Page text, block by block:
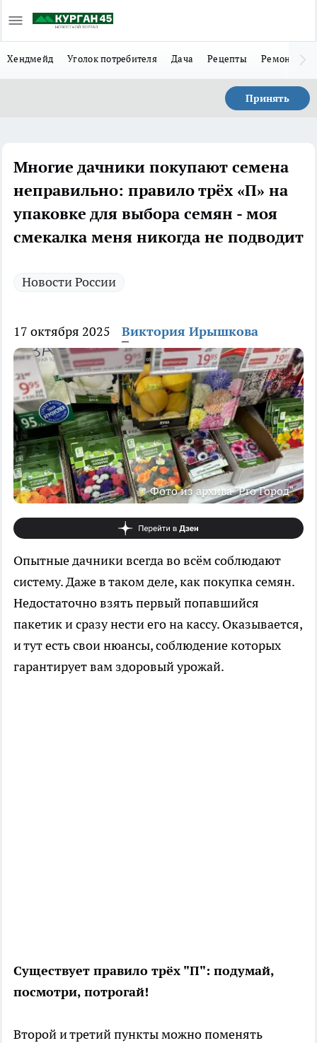
Хендмейд Уголок потребителя Дача Рецепты Ремонт
Принять
Многие дачники покупают семена
неправильно: правило трёх «П» на
упаковке для выбора семян - моя
смекалка меня никогда не подводит
Новости России
17 октября 2025 Виктория Ирышкова
Фото из архива "Pro Город"
Опытные дачники всегда во всём соблюдают
систему. Даже в таком деле, как покупка семян.
Недостаточно взять первый попавшийся
пакетик и сразу нести его на кассу. Оказывается,
и тут есть свои нюансы, соблюдение которых
гарантирует вам здоровый урожай.
Существует правило трёх "П": подумай,
посмотри, потрогай!
Второй и третий пункты можно поменять